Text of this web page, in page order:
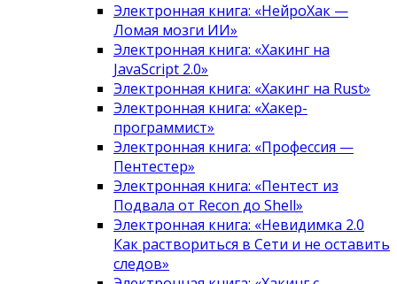
Электронная книга: «НейроХак —
Ломая мозги ИИ»
Электронная книга: «Хакинг на
JavaScript 2.0»
Электронная книга: «Хакинг на Rust»
Электронная книга: «Хакер-
программист»
Электронная книга: «Профессия —
Пентестер»
Электронная книга: «Пентест из
Подвала от Recon до Shell»
Электронная книга: «Невидимка 2.0
Как раствориться в Сети и не оставить
следов»